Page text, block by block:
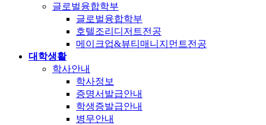
글로벌융합학부
글로벌융합학부
호텔조리디저트전공
메이크업&뷰티매니지먼트전공
대학생활
학사안내
학사정보
증명서발급안내
학생증발급안내
병무안내